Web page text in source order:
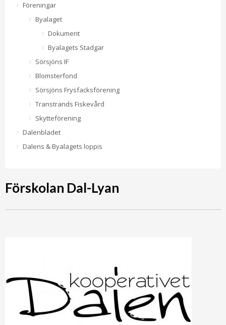
Föreningar
Byalaget
Dokument
Byalagets Stadgar
Sörsjöns IF
Blomsterfond
Sörsjöns Frysfacksförening
Transtrands Fiskevård
Skytteförening
Dalenbladet
Dalens & Byalagets loppis
Förskolan Dal-Lyan